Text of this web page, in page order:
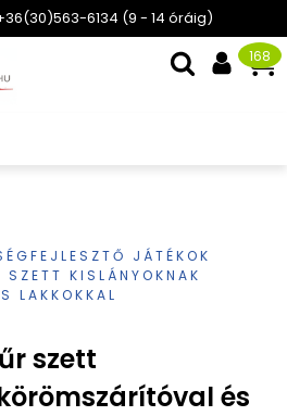
6134 (9 - 14 óráig)
168
JÁTÉKOK
KISLÁNYOKNAK
LAKKOKKAL
szett
és